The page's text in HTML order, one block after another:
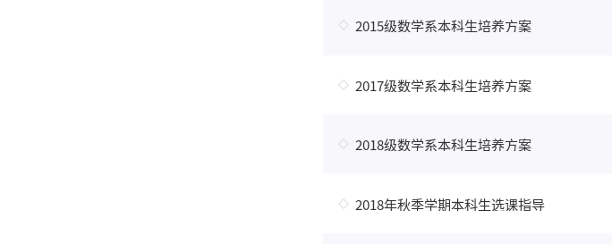
2015级数学系本科生培养方案
2017级数学系本科生培养方案
2018级数学系本科生培养方案
2018年秋季学期本科生选课指导